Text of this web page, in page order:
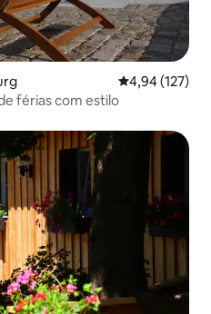
4,94 de uma
4,94 (127)
férias com estilo